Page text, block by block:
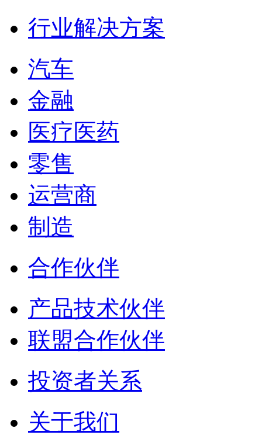
行业解决方案
汽车
金融
医疗医药
零售
运营商
制造
合作伙伴
产品技术伙伴
联盟合作伙伴
投资者关系
关于我们